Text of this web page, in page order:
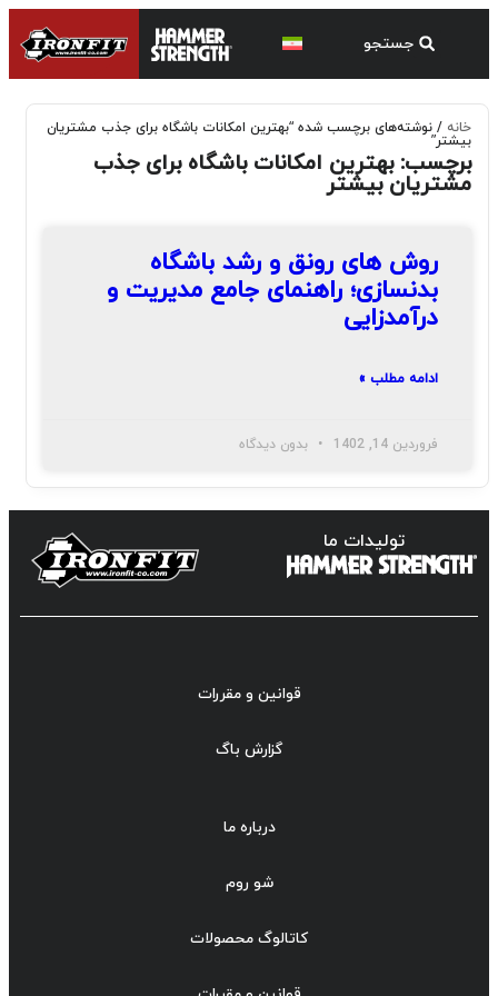
خانه / نوشته‌های برچسب شده “بهترین امکانات باشگاه برای جذب مشتریان
بیشتر”
برچسب: بهترین امکانات باشگاه برای جذب
مشتریان بیشتر
روش های رونق و رشد باشگاه
بدنسازی؛ راهنمای جامع مدیریت و
درآمدزایی
ادامه مطلب »
فروردین 14, 1402 بدون دیدگاه
تولیدات ما
قوانین و مقررات
گزارش باگ
درباره ما
شو روم
کاتالوگ محصولات